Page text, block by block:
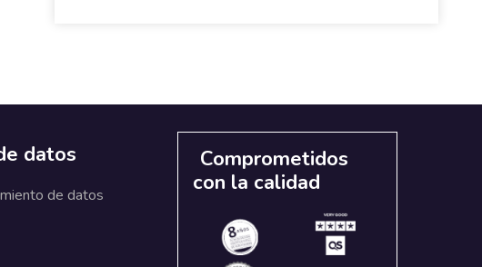
datos
de datos
Comprometidos
con la calidad